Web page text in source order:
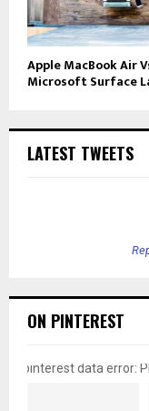
Apple MacBook Air
Microsoft Surface
LATEST TWEETS
ON PINTEREST
pinterest data error: